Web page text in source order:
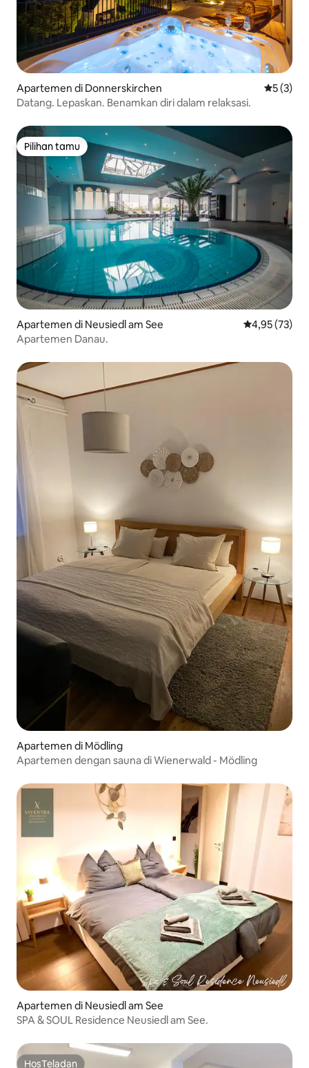
Apartemen di Donnerskirchen Nilai
5 (3)
Datang. Lepaskan. Benamkan diri dalam relaksasi.
Pilihan tamu
Pilihan tamu
Apartemen di Neusiedl am See Nilai rata-rata
4,95 (73)
Apartemen Danau.
Apartemen di Mödling
Apartemen dengan sauna di Wienerwald - Mödling
Apartemen di Neusiedl am See
SPA & SOUL Residence Neusiedl am See.
HosTeladan